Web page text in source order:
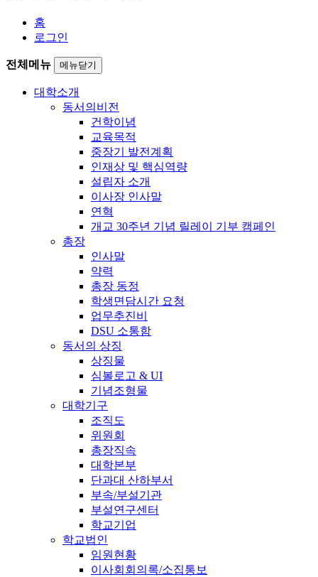
홈
로그인
전체메뉴 메뉴닫기
대학소개
동서의비전
건학이념
교육목적
중장기 발전계획
인재상 및 핵심역량
설립자 소개
이사장 인사말
연혁
개교 30주년 기념 릴레이 기부 캠페인
총장
인사말
약력
총장 동정
학생면담시간 요청
업무추진비
DSU 소통함
동서의 상징
상징물
심볼로고 & UI
기념조형물
대학기구
조직도
위원회
총장직속
대학본부
단과대 산하부서
부속/부설기관
부설연구센터
학교기업
학교법인
임원현황
이사회회의록/소집통보